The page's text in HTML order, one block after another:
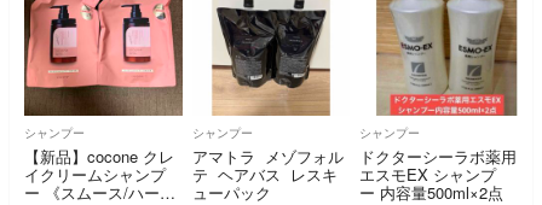
シャンプー
【新品】cocone クレ
イクリームシャンプ
ー 《スムース/ハーブ
シャンプー
アマトラ メゾフォル
テ ヘアバス レスキ
ューパック
シャンプー
ドクターシーラボ薬用
エスモEX シャンプ
ー 内容量500ml×2点